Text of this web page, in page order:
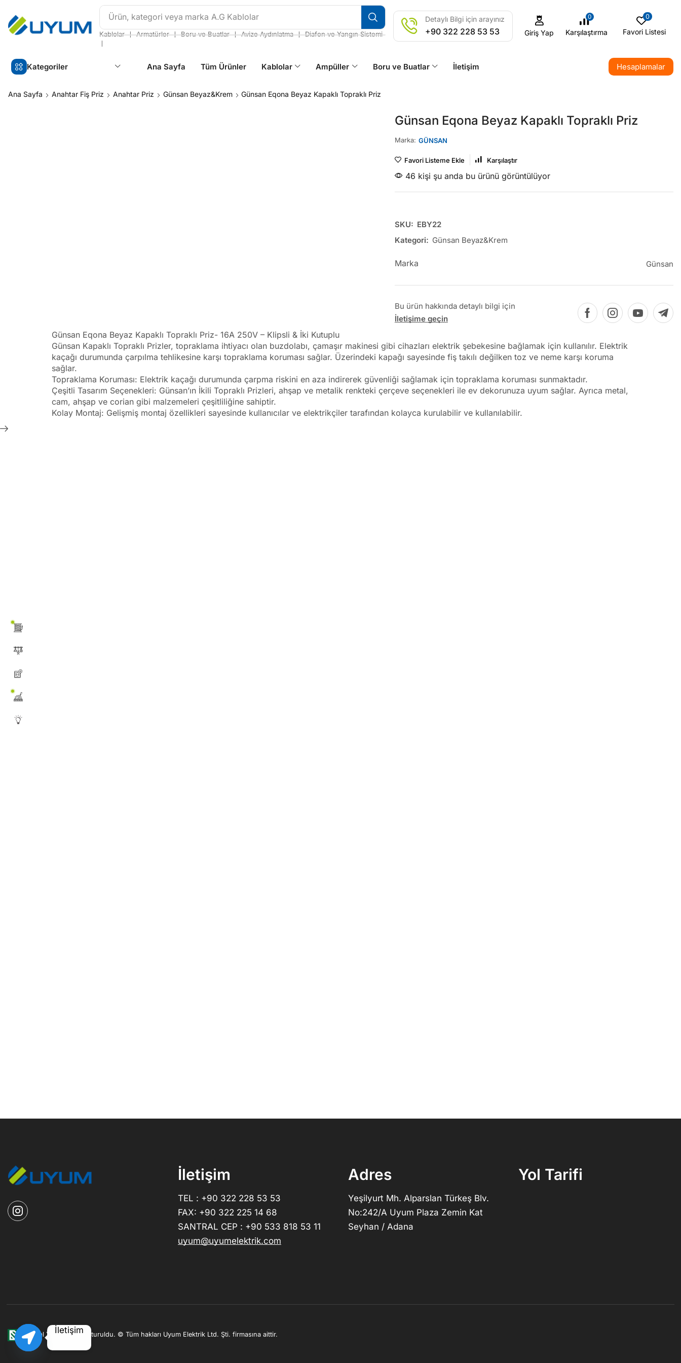
Ürün, kategori veya marka A.G Kablolar
Kablolar ❘ Armatürler ❘ Boru ve Buatlar ❘ Avize Aydınlatma ❘ Diafon ve Yangın Sistemi
❘
Detaylı Bilgi için arayınız
+90 322 228 53 53 Giriş Yap
0
Karşılaştırma
0
Favori Listesi
Kategoriler Ana Sayfa Tüm Ürünler Kablolar Ampüller Boru ve Buatlar İletişim Hesaplamalar
Ana Sayfa Anahtar Fiş Priz Anahtar Priz Günsan Beyaz&Krem Günsan Eqona Beyaz Kapaklı Topraklı Priz
Günsan Eqona Beyaz Kapaklı Topraklı Priz
Marka: GÜNSAN
Favori Listeme Ekle Karşılaştır
46 kişi şu anda bu ürünü görüntülüyor
SKU: EBY22
Kategori: Günsan Beyaz&Krem
Marka Günsan
Bu ürün hakkında detaylı bilgi için
İletişime geçin
Günsan Eqona Beyaz Kapaklı Topraklı Priz- 16A 250V – Klipsli & İki Kutuplu
Günsan Kapaklı Topraklı Prizler, topraklama ihtiyacı olan buzdolabı, çamaşır makinesi gibi cihazları elektrik şebekesine bağlamak için kullanılır. Elektrik
kaçağı durumunda çarpılma tehlikesine karşı topraklama koruması sağlar. Üzerindeki kapağı sayesinde fiş takılı değilken toz ve neme karşı koruma
sağlar.
Topraklama Koruması: Elektrik kaçağı durumunda çarpma riskini en aza indirerek güvenliği sağlamak için topraklama koruması sunmaktadır.
Çeşitli Tasarım Seçenekleri: Günsan’ın İkili Topraklı Prizleri, ahşap ve metalik renkteki çerçeve seçenekleri ile ev dekorunuza uyum sağlar. Ayrıca metal,
cam, ahşap ve corian gibi malzemeleri çeşitliliğine sahiptir.
Kolay Montaj: Gelişmiş montaj özellikleri sayesinde kullanıcılar ve elektrikçiler tarafından kolayca kurulabilir ve kullanılabilir.
İletişim
TEL : +90 322 228 53 53
FAX: +90 322 225 14 68
SANTRAL CEP : +90 533 818 53 11
uyum@uyumelektrik.com
Adres
Yeşilyurt Mh. Alparslan Türkeş Blv.
No:242/A Uyum Plaza Zemin Kat
Seyhan / Adana
Yol Tarifi
|Bolcal Yazılım ile oluşturuldu. © Tüm hakları Uyum Elektrik Ltd. Şti. firmasına aittir.
İletişim